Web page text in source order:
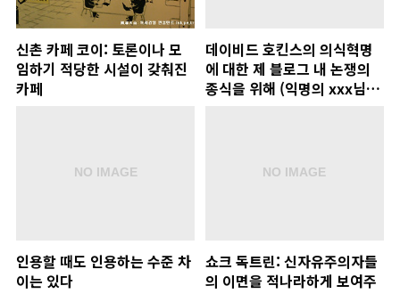
신촌 카페 코이: 토론이나 모
임하기 적당한 시설이 갖춰진
카페
데이비드 호킨스의 의식혁명
에 대한 제 블로그 내 논쟁의
종식을 위해 (익명의 xxx님
인용할 때도 인용하는 수준 차
이는 있다
쇼크 독트린: 신자유주의자들
의 이면을 적나라하게 보여주